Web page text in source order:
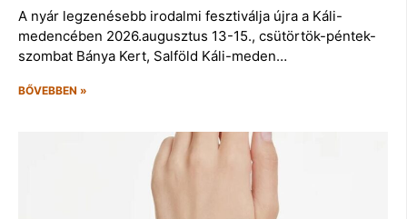
A nyár legzenésebb irodalmi fesztiválja újra a Káli-
medencében 2026.augusztus 13-15., csütörtök-péntek-
szombat Bánya Kert, Salföld Káli-meden…
BŐVEBBEN »